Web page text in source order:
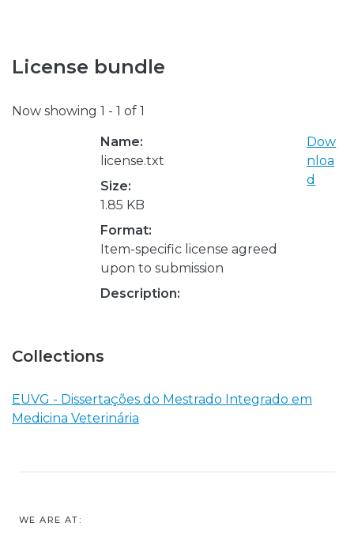
License bundle
Now showing 1 - 1 of 1
Name:
license.txt
Size:
1.85 KB
Format:
Item-specific license agreed
upon to submission
Description:
Dow
nloa
d
Collections
EUVG - Dissertações do Mestrado Integrado em
Medicina Veterinária
WE ARE AT: